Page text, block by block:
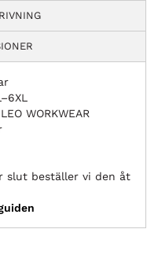
WORKWEAR
slut beställer vi den åt